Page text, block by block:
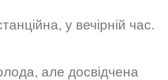
у вечірній час.
але досвідчена